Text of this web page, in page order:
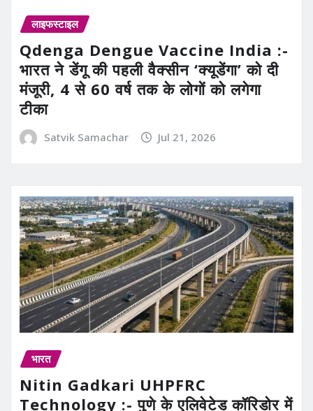
लाइफस्टाइल
Qdenga Dengue Vaccine India :-
भारत ने डेंगू की पहली वैक्सीन ‘क्यूडेंगा’ को दी
मंजूरी, 4 से 60 वर्ष तक के लोगों को लगेगा
टीका
Satvik Samachar Jul 21, 2026
भारत
Nitin Gadkari UHPFRC
Technology :- पुणे के एलिवेटेड कॉरिडोर में